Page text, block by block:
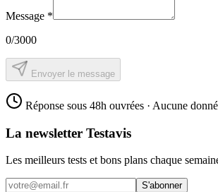
Message *
0/3000
Envoyer le message
Réponse sous 48h ouvrées · Aucune
La newsletter Testavis
Les meilleurs tests et bons plans chaque
S'abonner